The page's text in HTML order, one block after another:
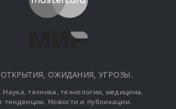
ОТКРЫТИЯ, ОЖИДАНИЯ, УГРОЗЫ.
техника, технологии, медицина,
тенденции. Новости и публикации.